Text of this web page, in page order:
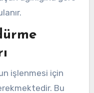
işlenmesi için
Bu